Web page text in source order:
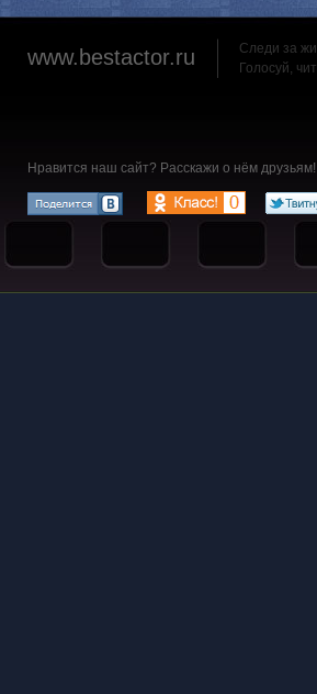
www.bestactor.ru
Следи за
Голосуй,
Нравится наш сайт? Расскажи о нём друзьям!